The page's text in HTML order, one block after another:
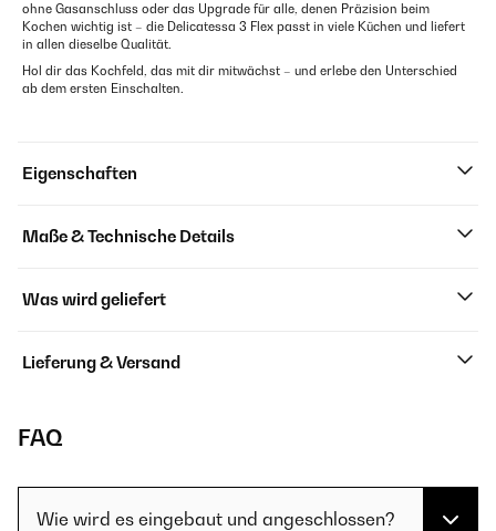
ohne Gasanschluss oder das Upgrade für alle, denen Präzision beim
Kochen wichtig ist – die Delicatessa 3 Flex passt in viele Küchen und liefert
in allen dieselbe Qualität.
Hol dir das Kochfeld, das mit dir mitwächst – und erlebe den Unterschied
ab dem ersten Einschalten.
Eigenschaften
Maße & Technische Details
Was wird geliefert
Lieferung & Versand
FAQ
Wie wird es eingebaut und angeschlossen?